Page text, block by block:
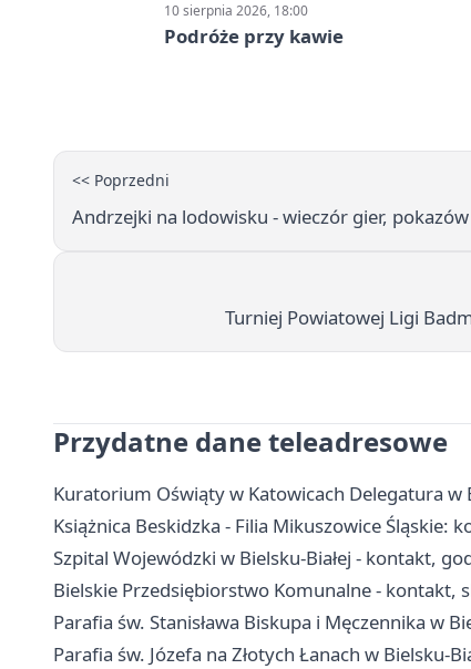
10 sierpnia 2026, 18:00
Podróże przy kawie
<< Poprzedni
Andrzejki na lodowisku - wieczór gier,
Turniej Powiatowej Ligi
Przydatne dane teleadresowe
Kuratorium Oświąty w Katowicach Delegatura
Książnica Beskidzka - Filia Mikuszowice Śląskie:
Szpital Wojewódzki w Bielsku-Białej - kontakt,
Bielskie Przedsiębiorstwo Komunalne - kontakt,
Parafia św. Stanisława Biskupa i Męczennika w
Parafia św. Józefa na Złotych Łanach w Bielsku-